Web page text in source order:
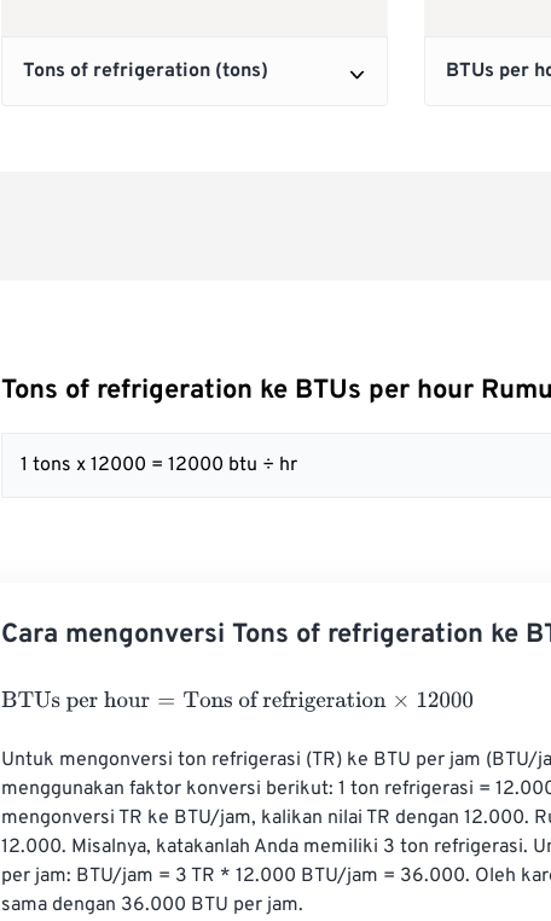
Tons of refrigeration ke BTUs per hour
1 tons x 12000 = 12000 btu ÷ hr
Cara mengonversi Tons of refrigeration ke
BTUs per hour=Tons of refrigeration×12000
Untuk mengonversi ton refrigerasi (TR) ke BTU per jam (BTU/
menggunakan faktor konversi berikut: 1 ton refrigerasi =
mengonversi TR ke BTU/jam, kalikan nilai TR dengan 12.000.
12.000. Misalnya, katakanlah Anda memiliki 3 ton refrigerasi.
per jam: BTU/jam = 3 TR * 12.000 BTU/jam = 36.000. Oleh
sama dengan 36.000 BTU per jam.